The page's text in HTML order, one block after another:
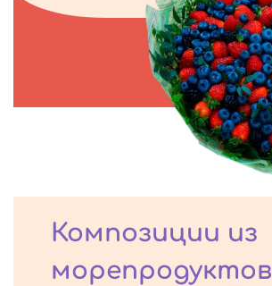
Композиции из
морепродуктов